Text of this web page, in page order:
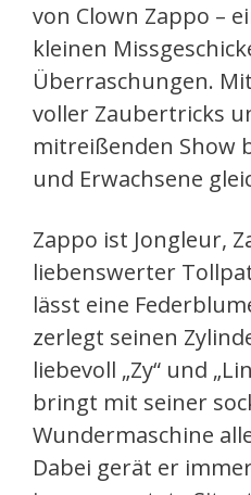
von Clown Zappo –
kleinen
Überraschungen.
voller Zaubertricks
mitreißenden Show
und Erwachsene
Zappo ist Jongleur,
liebenswerter
lässt eine
zerlegt seinen
liebevoll „Zy“ und
bringt mit seiner
Wundermaschine
Dabei gerät er